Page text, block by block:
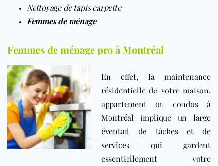
Nettoyage de tapis carpette
Femmes de ménage
Femmes de ménage pro à Montréal
En effet, la maintenance
résidentielle de votre maison,
appartement ou condos à
Montréal
implique un large
éventail de tâches et de
services qui gardent
essentiellement votre